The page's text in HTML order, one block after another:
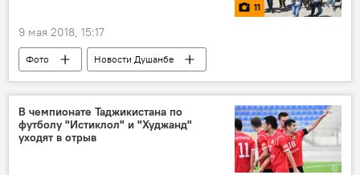
11
9 мая 2018, 15:17
Фото
Новости Душанбе
Бессмертный полк - 2026
Бессмертный полк Таджикистан - 2026
9 мая - День Победы в Великой Отечественной войне
В чемпионате Таджикистана по
футболу "Истиклол" и "Худжанд"
уходят в отрыв